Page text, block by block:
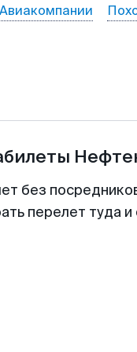
без
перелет туда